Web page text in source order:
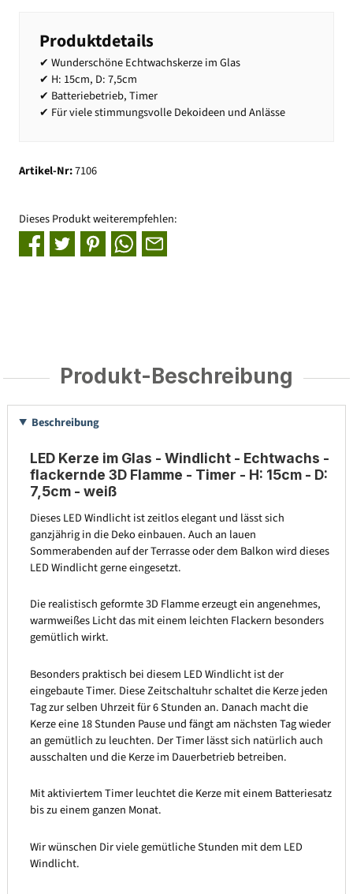
Produktdetails
✔ Wunderschöne Echtwachskerze im Glas
✔ H: 15cm, D: 7,5cm
✔ Batteriebetrieb, Timer
✔ Für viele stimmungsvolle Dekoideen und Anlässe
Artikel-Nr:7106
Dieses Produkt weiterempfehlen:
Produkt-Beschreibung
Beschreibung
LED Kerze im Glas - Windlicht - Echtwachs -
flackernde 3D Flamme - Timer - H: 15cm - D:
7,5cm - weiß
Dieses LED Windlicht ist zeitlos elegant und lässt sich
ganzjährig in die Deko einbauen. Auch an lauen
Sommerabenden auf der Terrasse oder dem Balkon wird dieses
LED Windlicht gerne eingesetzt.
Die realistisch geformte 3D Flamme erzeugt ein angenehmes,
warmweißes Licht das mit einem leichten Flackern besonders
gemütlich wirkt.
Besonders praktisch bei diesem LED Windlicht ist der
eingebaute Timer. Diese Zeitschaltuhr schaltet die Kerze jeden
Tag zur selben Uhrzeit für 6 Stunden an. Danach macht die
Kerze eine 18 Stunden Pause und fängt am nächsten Tag wieder
an gemütlich zu leuchten. Der Timer lässt sich natürlich auch
ausschalten und die Kerze im Dauerbetrieb betreiben.
Mit aktiviertem Timer leuchtet die Kerze mit einem Batteriesatz
bis zu einem ganzen Monat.
Wir wünschen Dir viele gemütliche Stunden mit dem LED
Windlicht.